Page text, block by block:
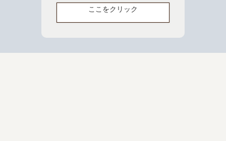
ここをクリック